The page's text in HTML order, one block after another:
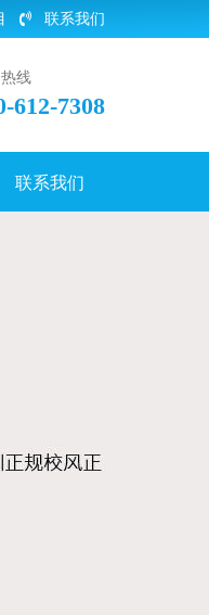
联系我们
线
612-7308
联系我们